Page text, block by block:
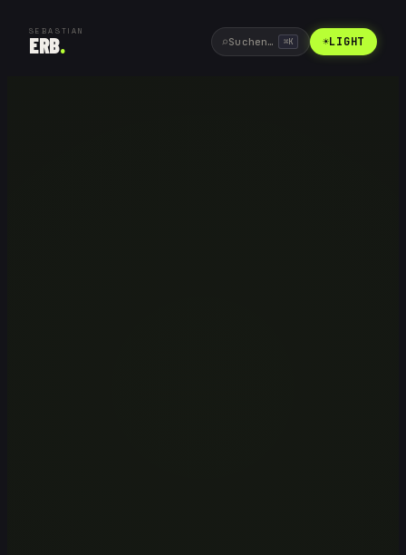
SEBASTIAN
ERB. ⌕Suchen… ⌘K ☀LIGHT